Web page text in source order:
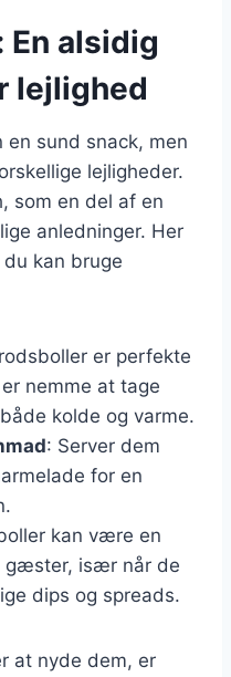
En alsidig
lejlighed
en sund snack, men
lejligheder.
som en del af en
anledninger. Her
kan bruge
er perfekte
nemme at tage
kolde og varme.
: Server dem
for en
kan være en
gæster, især når de
dips og spreads.
at nyde dem, er